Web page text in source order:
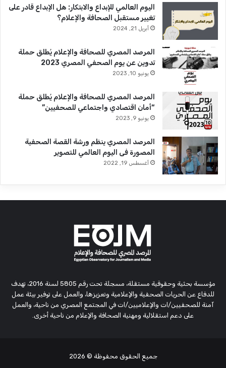
اليوم العالمي للإبداع والابتكار: هل الإبداع قادر على
تغيير مستقبل الصحافة والإعلام؟
أبريل 21, 2024
المرصد المصري للصحافة والإعلام يُطلق حملة
تدوين عن يوم الصحفي المصري 2023
يونيو 10, 2023
المرصد المصري للصحافة والإعلام يُطلق حملة
“أمان اقتصادي واجتماعي للصحفيين”
يونيو 9, 2023
المرصد المصري ينظم ورشة القصة الصحفية
المصورة فى اليوم العالمي للتصوير
أغسطس 19, 2022
مؤسسة بحثية وحقوقية مستقلة، مسجلة تحت رقم 5805 لسنة 2016، تهدف
للدفاع عن الحريات الصحفية والإعلامية وتعزيزها، والعمل على توفير بيئة عمل
آمنة للصحفيين/ات والإعلاميين/ات في المجتمع المصري من ناحية، والعمل
على دعم استقلالية ومهنية الصحافة والإعلام من ناحية أخرى.
جميع الحقوق محفوظة © 2026